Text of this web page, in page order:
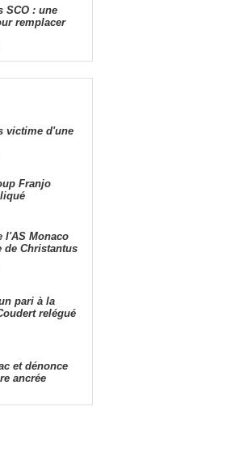
SCO : une
remplacer
victime d'une
Franjo
l'AS Monaco
de Christantus
pari à la
relégué
et dénonce
ancrée